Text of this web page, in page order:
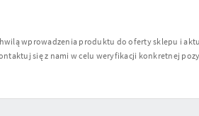
wprowadzenia produktu do oferty sklepu i
się z nami w celu weryfikacji konkretnej